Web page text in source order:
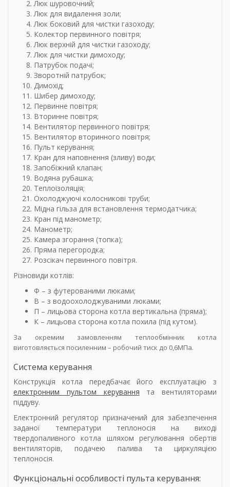
Люк шуровочний;
Люк для видалення золи;
Люк боковий для чистки газоходу;
Колектор первинного повітря;
Люк верхній для чистки газоходу;
Люк для чистки димоходу;
Патрубок подачі;
Зворотній патрубок;
Димохід;
Шибер димоходу;
Первинне повітря;
Вторинне повітря;
Вентилятор первинного повітря;
Вентилятор вторинного повітря;
Пульт керування;
Кран для наповнення (зливу) води;
Запобіжний клапан;
Водяна рубашка;
Теплоізоляція;
Охолоджуючі колосникові труби;
Мідна гільза для встановлення термодатчика;
Кран під манометр;
Манометр;
Камера згорання (топка);
Пряма перегородка;
Розсікач первинного повітря.
Різновиди котлів:
Ф – з футерованими люками;
В – з водоохолоджуваними люками;
П – лицьова сторона котла вертикальна (пряма);
К – лицьова сторона котла похила (під кутом).
За окремим замовленням теплообмінник котла
виготовляється посиленним – робочий тиск до 0,6МПа.
Система керування
Конструкція котла передбачає його експлуатацію з
електронним пультом керування та вентиляторами
піддуву.
Електронний регулятор призначений для забезпечення
заданої температури теплоносія на виході
твердопаливного котла шляхом регулювання обертів
вентиляторів, подачею палива та циркуляцією
теплоносія.
Функціональні особливості пульта керування: